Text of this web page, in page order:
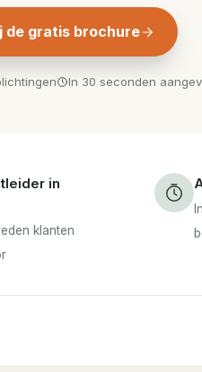
de gratis brochure
In 30 seconden
in
klanten